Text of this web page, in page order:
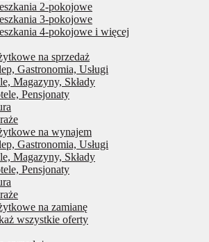
2-pokojowe
3-pokojowe
4-pokojowe i więcej
na sprzedaż
Gastronomia, Usługi
Magazyny, Składy
Pensjonaty
na wynajem
Gastronomia, Usługi
Magazyny, Składy
Pensjonaty
na zamianę
wszystkie oferty